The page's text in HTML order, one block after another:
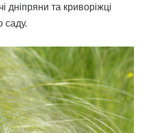
дніпряни та криворіжці
саду.